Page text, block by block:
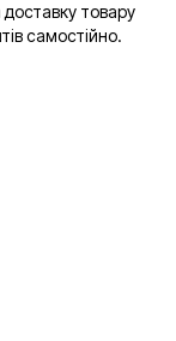
товару
самостійно.